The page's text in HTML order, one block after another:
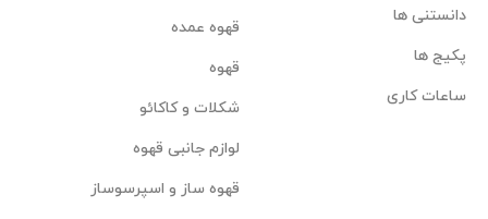
دانستنی ها
پکیج ها
ساعات کاری
قهوه عمده
قهوه
شکلات و کاکائو
لوازم جانبی قهوه
قهوه ساز و اسپرسوساز